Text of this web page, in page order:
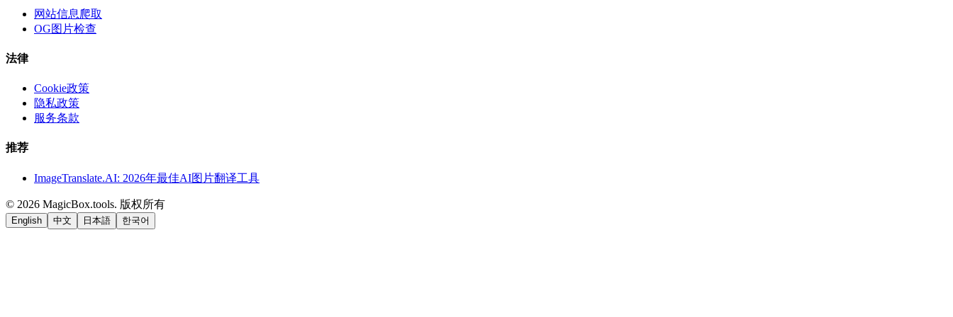
网站信息爬取
OG图片检查
法律
Cookie政策
隐私政策
服务条款
推荐
ImageTranslate.AI: 2026年最佳AI图片翻译工具
© 2026 MagicBox.tools. 版权所有
English 中文 日本語 한국어